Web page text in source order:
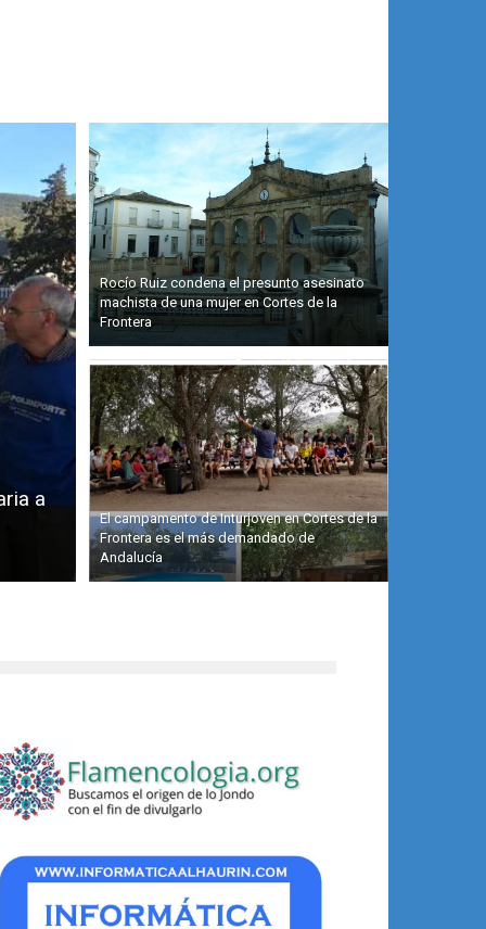
a
Rocío Ruiz condena el presunto asesinato
machista de una mujer en Cortes de la
Frontera
El campamento de Inturjoven en Cortes de la
Frontera es el más demandado de
Andalucía